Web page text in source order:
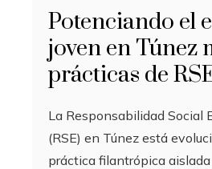
Potenciando el
joven en Túnez
prácticas de
La Responsabilidad Social
(RSE) en Túnez está
práctica filantrópica